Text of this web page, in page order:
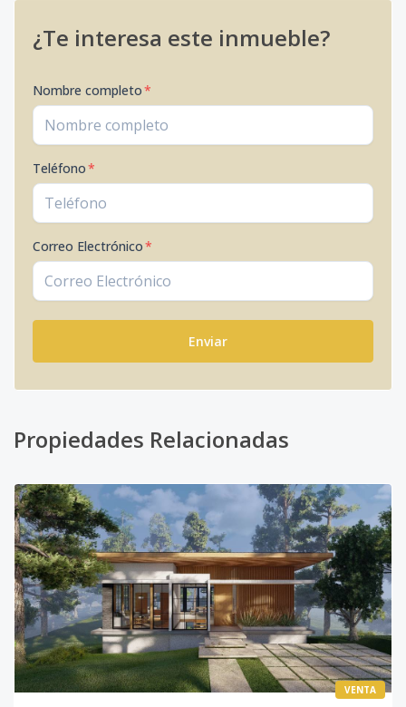
¿Te interesa este inmueble?
Nombre completo*
Teléfono*
Correo Electrónico*
Enviar
Propiedades Relacionadas
VENTA